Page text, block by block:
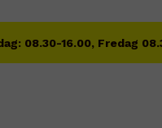
08.30-16.00, Fredag